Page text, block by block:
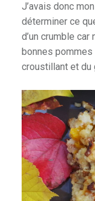
J’avais donc
déterminer ce
d’un crumble car
bonnes pommes
croustillant et du